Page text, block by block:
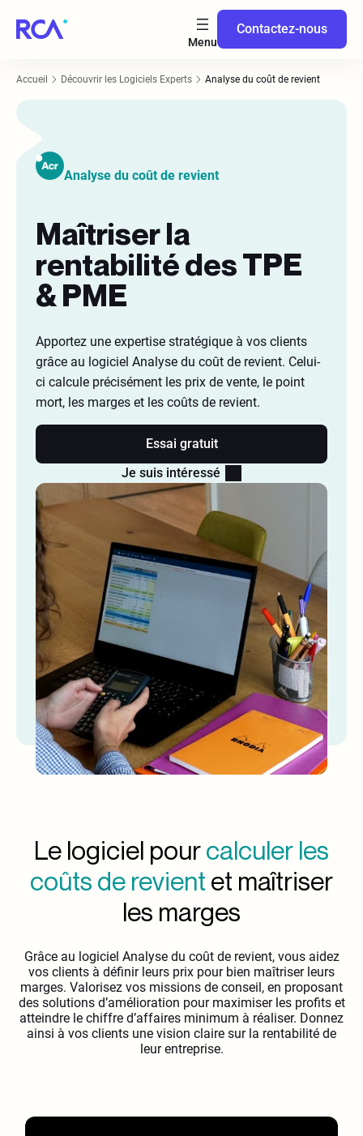
Contactez-nous
Accueil Découvrir les Logiciels Experts Analyse du coût de revient
Analyse du coût de revient
Maîtriser la
rentabilité des TPE
& PME
Apportez une expertise stratégique à vos clients
grâce au logiciel Analyse du coût de revient. Celui-
ci calcule précisément les prix de vente, le point
mort, les marges et les coûts de revient.
Essai gratuit
Je suis intéressé
Le logiciel pourcalculer les
coûts de revient et maîtriser
les marges
Grâce au logiciel Analyse du coût de revient, vous aidez
vos clients à définir leurs prix pour bien maîtriser leurs
marges. Valorisez vos missions de conseil, en proposant
des solutions d’amélioration pour maximiser les profits et
atteindre le chiffre d’affaires minimum à réaliser. Donnez
ainsi à vos clients une vision claire sur la rentabilité de
leur entreprise.